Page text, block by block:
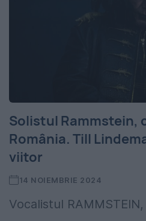
Solistul Rammstein,
România. Till
viitor
14 NOIEMBRIE 2024
Vocalistul